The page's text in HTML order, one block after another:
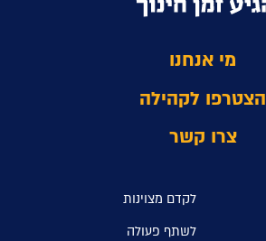
מי אנחנו
הצטרפו לקהילה
צרו קשר
לקדם מצוינות
לשתף פעולה